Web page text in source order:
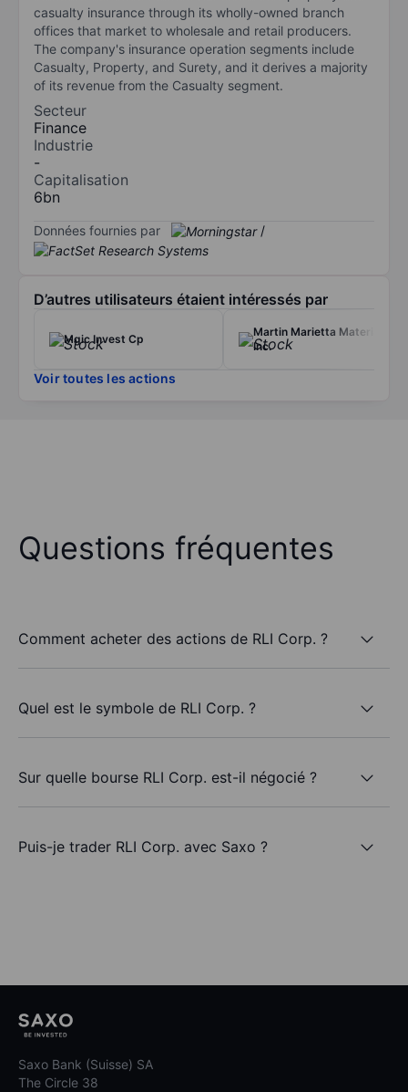
casualty insurance through its wholly-owned branch
offices that market to wholesale and retail producers.
The company's insurance operation segments include
Casualty, Property, and Surety, and it derives a majority
of its revenue from the Casualty segment.
Secteur
Finance
Industrie
-
Capitalisation
6bn
Données fournies par /
D’autres utilisateurs étaient intéressés par
Mgic Invest Cp
Martin Marietta Materials
Inc.
Voir toutes les actions
Questions fréquentes
Comment acheter des actions de RLI Corp. ?
Quel est le symbole de RLI Corp. ?
Sur quelle bourse RLI Corp. est-il négocié ?
Puis-je trader RLI Corp. avec Saxo ?
Saxo Bank (Suisse) SA
The Circle 38